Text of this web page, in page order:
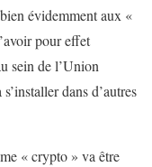
évidemment aux «
pour effet
sein de l’Union
dans d’autres
« crypto » va être